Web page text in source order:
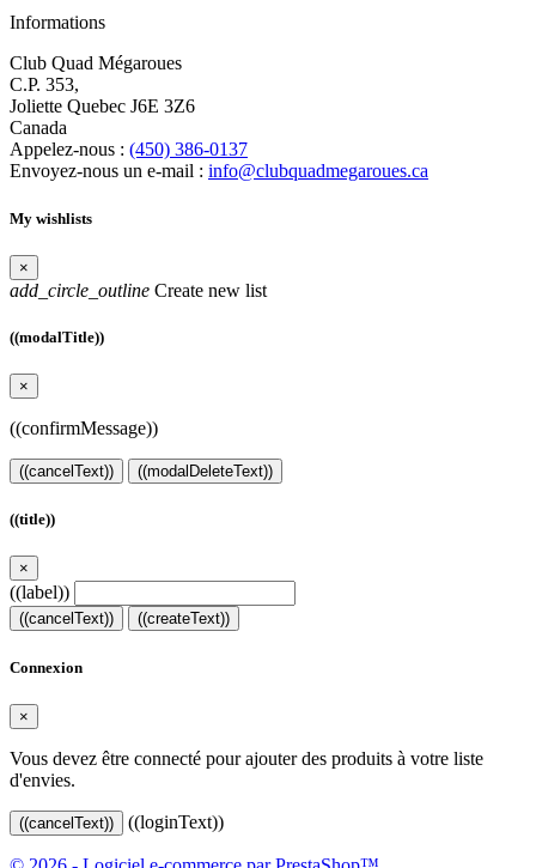
Informations
Club Quad Mégaroues
C.P. 353,
Joliette Quebec J6E 3Z6
Canada
Appelez-nous : (450) 386-0137
Envoyez-nous un e-mail : info@clubquadmegaroues.ca
My wishlists
×
add_circle_outline Create new list
((modalTitle))
×
((confirmMessage))
((cancelText)) ((modalDeleteText))
((title))
×
((label))
((cancelText)) ((createText))
Connexion
×
Vous devez être connecté pour ajouter des produits à votre liste
d'envies.
((cancelText)) ((loginText))